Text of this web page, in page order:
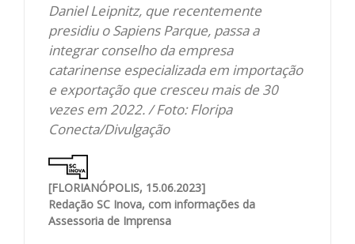
Daniel Leipnitz, que recentemente
presidiu o Sapiens Parque, passa a
integrar conselho da empresa
catarinense especializada em importação
e exportação que cresceu mais de 30
vezes em 2022. / Foto: Floripa
Conecta/Divulgação
[FLORIANÓPOLIS, 15.06.2023]
Redação SC Inova, com informações da
Assessoria de Imprensa